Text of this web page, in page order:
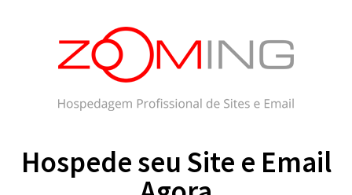
Hospede seu Site e Email